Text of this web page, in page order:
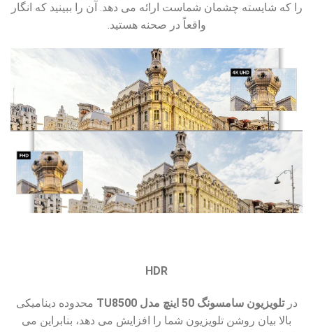
را که شایسته چشمان شماست ارائه می دهد. آن را ببینید که انگار
واقعاً در صحنه هستید.
HDR
درتلویزیون سامسونگ 50 اینچ مدل TU8500
محدوده دینامیکی
بالا بیان روشن تلویزیون شما را افزایش می دهد، بنابراین می